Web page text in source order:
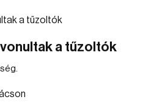
a tűzoltók